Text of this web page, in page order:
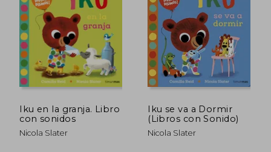
50% 50%
Iku en la granja. Libro
con sonidos
Nicola Slater
Iku se va a Dormir
(Libros con Sonido)
Nicola Slater